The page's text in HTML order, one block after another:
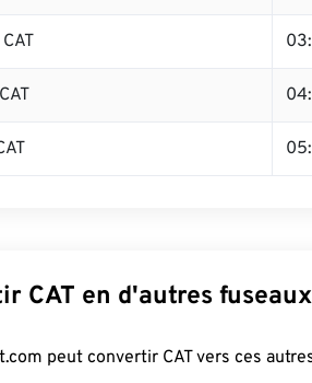
CAT en d'autres
peut convertir CAT vers ces